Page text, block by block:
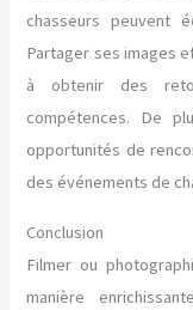
chasseurs peuvent
Partager ses images
à obtenir des
compétences. De
opportunités de
des événements de
Conclusion
Filmer ou
manière